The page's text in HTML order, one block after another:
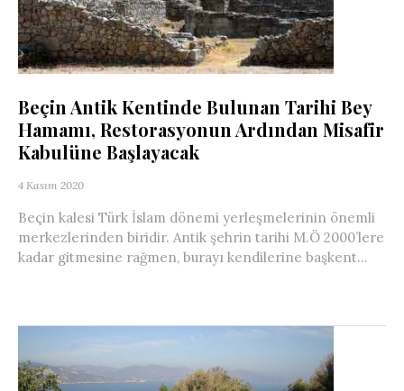
Beçin Antik Kentinde Bulunan Tarihi Bey
Hamamı, Restorasyonun Ardından Misafir
Kabulüne Başlayacak
4 Kasım 2020
Beçin kalesi Türk İslam dönemi yerleşmelerinin önemli
merkezlerinden biridir. Antik şehrin tarihi M.Ö 2000’lere
kadar gitmesine rağmen, burayı kendilerine başkent...